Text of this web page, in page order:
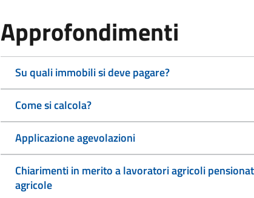
Approfondimenti
Su quali immobili si deve pagare?
Come si calcola?
Applicazione agevolazioni
Chiarimenti in merito a lavoratori agricoli
agricole